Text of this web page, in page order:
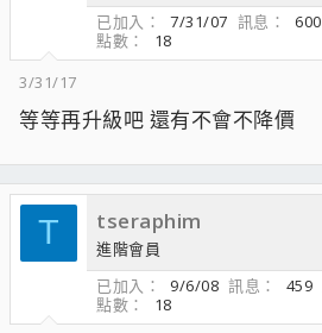
已加入
7/31/07 訊息 600
點數
18
3/31/17
等等再升級吧 還有不會不降價
T tseraphim
進階會員
已加入
9/6/08 訊息 459
點數
18